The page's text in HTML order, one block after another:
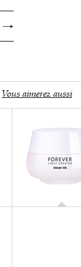
Vous aimerez aussi